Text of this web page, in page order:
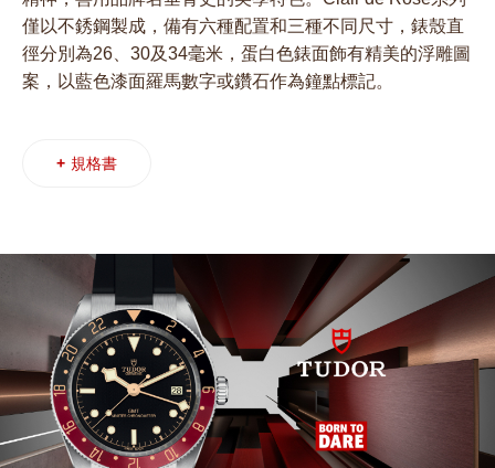
僅以不銹鋼製成，備有六種配置和三種不同尺寸，錶殼直
徑分別為26、30及34毫米，蛋白色錶面飾有精美的浮雕圖
案，以藍色漆面羅馬數字或鑽石作為鐘點標記。
+ 規格書